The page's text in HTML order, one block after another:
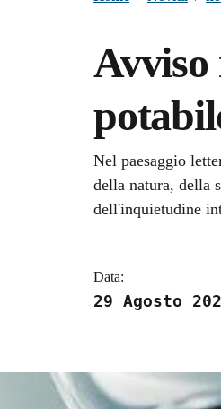
Avviso
Nel paesaggio
della natura, della
dell'inquietudine
Data:
29 Agosto